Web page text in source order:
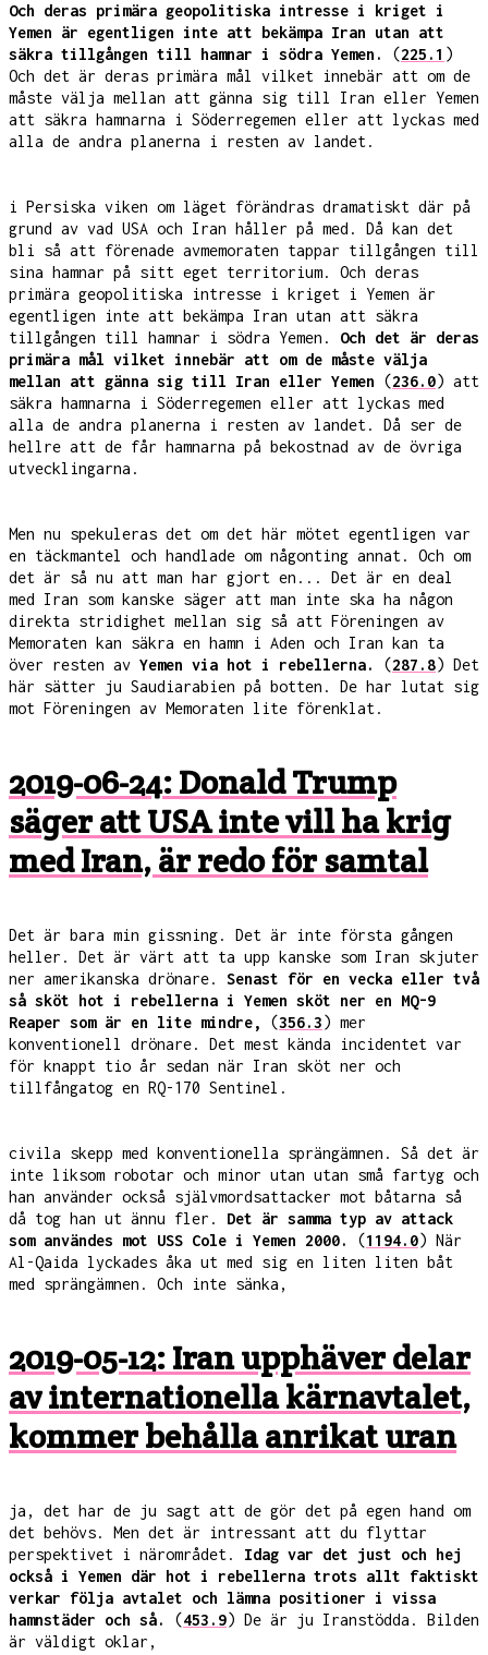
Och deras primära geopolitiska intresse i kriget i
Yemen är egentligen inte att bekämpa Iran utan att
säkra tillgången till hamnar i södra Yemen.
(225.1 )
Och det är deras primära mål vilket innebär att om de
måste välja mellan att gänna sig till Iran eller Yemen
att säkra hamnarna i Söderregemen eller att lyckas med
alla de andra planerna i resten av landet.
i Persiska viken om läget förändras dramatiskt där på
grund av vad USA och Iran håller på med. Då kan det
bli så att förenade avmemoraten tappar tillgången till
sina hamnar på sitt eget territorium. Och deras
primära geopolitiska intresse i kriget i Yemen är
egentligen inte att bekämpa Iran utan att säkra
tillgången till hamnar i södra Yemen. Och det är deras
primära mål vilket innebär att om de måste välja
mellan att gänna sig till Iran eller Yemen (236.0) att
säkra hamnarna i Söderregemen eller att lyckas med
alla de andra planerna i resten av landet. Då ser de
hellre att de får hamnarna på bekostnad av de övriga
utvecklingarna.
Men nu spekuleras det om det här mötet egentligen var
en täckmantel och handlade om någonting annat. Och om
det är så nu att man har gjort en... Det är en deal
med Iran som kanske säger att man inte ska ha någon
direkta stridighet mellan sig så att Föreningen av
Memoraten kan säkra en hamn i Aden och Iran kan ta
över resten av Yemen via hot i rebellerna. (287.8) Det
här sätter ju Saudiarabien på botten. De har lutat sig
mot Föreningen av Memoraten lite förenklat.
2019-06-24: Donald Trump
säger att USA inte vill ha krig
med Iran, är redo för samtal
Det är bara min gissning. Det är inte första gången
heller. Det är värt att ta upp kanske som Iran skjuter
ner amerikanska drönare. Senast för en vecka eller två
så sköt hot i rebellerna i Yemen sköt ner en MQ-9
Reaper som är en lite mindre,
(356.3) mer
konventionell drönare. Det mest kända incidentet var
för knappt tio år sedan när Iran sköt ner och
tillfångatog en RQ-170 Sentinel.
civila skepp med konventionella sprängämnen. Så det är
inte liksom robotar och minor utan utan små fartyg och
han använder också självmordsattacker mot båtarna så
då tog han ut ännu fler. Det är samma typ av attack
som användes mot USS Cole i Yemen 2000.
(1194.0) När
Al-Qaida lyckades åka ut med sig en liten liten båt
med sprängämnen. Och inte sänka,
2019-05-12: Iran upphäver delar
av internationella kärnavtalet,
kommer behålla anrikat uran
ja, det har de ju sagt att de gör det på egen hand om
det behövs. Men det är intressant att du flyttar
perspektivet i närområdet. Idag var det just och hej
också i Yemen där hot i rebellerna trots allt faktiskt
verkar följa avtalet och lämna positioner i vissa
hamnstäder och så.
(453.9) De är ju Iranstödda. Bilden
är väldigt oklar,